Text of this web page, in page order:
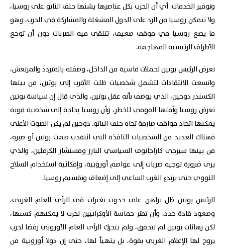
وتوفير الخدمات. أي أن الحرب بكل عناصرها يشنها حلف الناتو على روسيا،
ولا تتمكن روسيا من الرد على الدول المشغلة والمشاركة في الحرب، وهو
ما يضع روسيا في موقف ضعيف، تتلقى فيه الضربات دون أن توجع
الأطراف الرئيسية المهاجمة.
تعرض الرئيس بوتين لحملات قاسية من الداخل، وصفته بالمتردد والمرتعش،
واتسعت الانتقادات لتشمل شخصيات ظلت الأقرب إلى بوتين، من بينها
الكسندر دوجين، الذي يوصف بأنه عقل بوتين، والذى قال إن سياسة بوتين
تعرض روسيا وأمنها القومي للخطر، وأن روسيا بحاجة إلى شخصية قوية
يمكنها اتخاذ مواقف صارمة تجاه حلف الناتو. دوجين لم يكن الصوت الأعلى
فهناك العديد من الشخصيات النافذة التي انتقدت صمت بوتين أو صبره،
من بينها سيرجى كاراجانوف السياسي البارز ومستشار الكرملين، والذي
يرى ضرورة توجيه ضربات إلى عواصم أوروبية، وإمكانية استخدام السلاح
النووي حتى يرتدع الغرب الساعي إلى إضعاف وتقسيم روسيا.
الرئيس بوتين ظل يراهن على حدوث تغيرات في الرأي العام الغربي،
وصعود قادة جدد، وأن تفتر حماسة الأوكرانيين لحرب لا يمكنهم كسبها،
لكن رهانات بوتين لم تتحقق، ولم يتحرك الرأى العام الأوروبي رفضا لحرب
يروج لها الإعلام الغربي بقوة، بل يتهيأ لها، حتى إن دولا أوروبية من